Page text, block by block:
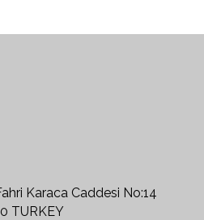
Karaca Caddesi No:14
TURKEY